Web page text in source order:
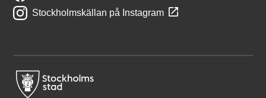
Stockholmskällan på Instagram